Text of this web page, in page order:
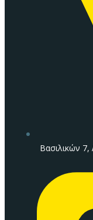
Βασιλικών 7,